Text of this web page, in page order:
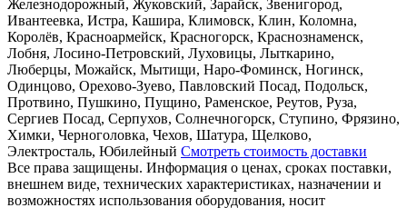
Железнодорожный, Жуковский, Зарайск, Звенигород,
Ивантеевка, Истра, Кашира, Климовск, Клин, Коломна,
Королёв, Красноармейск, Красногорск, Краснознаменск,
Лобня, Лосино-Петровский, Луховицы, Лыткарино,
Люберцы, Можайск, Мытищи, Наро-Фоминск, Ногинск,
Одинцово, Орехово-Зуево, Павловский Посад, Подольск,
Протвино, Пушкино, Пущино, Раменское, Реутов, Руза,
Сергиев Посад, Серпухов, Солнечногорск, Ступино, Фрязино,
Химки, Черноголовка, Чехов, Шатура, Щелково,
Электросталь, Юбилейный Смотреть стоимость доставки
Все права защищены. Информация о ценах, сроках поставки,
внешнем виде, технических характеристиках, назначении и
возможностях использования оборудования, носит